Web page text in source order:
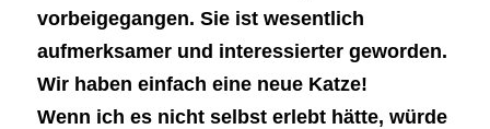
vorbeigegangen. Sie ist wesentlich
aufmerksamer und interessierter geworden.
Wir haben einfach eine neue Katze!
Wenn ich es nicht selbst erlebt hätte, würde